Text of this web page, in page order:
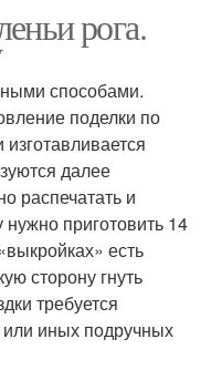
рога.
способами.
поделки по
далее
распечатать и
приготовить 14
есть
сторону гнуть
требуется
иных подручных